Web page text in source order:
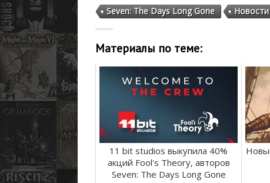
Seven: The Days Long Gone Новости
Материалы по теме:
11 bit studios выкупила 40%
акций Fool's Theory, авторов
Seven: The Days Long Gone